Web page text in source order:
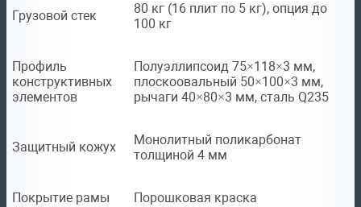
Грузовой стек
80 кг (16 плит по 5 кг), опция до
100 кг
Профиль
конструктивных
элементов
Полуэллипсоид 75×118×3 мм,
плоскоовальный 50×100×3 мм,
рычаги 40×80×3 мм, сталь Q235
Защитный кожух
Монолитный поликарбонат
толщиной 4 мм
Покрытие рамы Порошковая краска